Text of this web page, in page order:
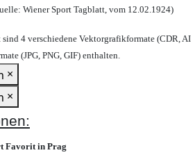
Wiener Sport Tagblatt, vom 12.02.1924)
4 verschiedene Vektorgrafikformate (CDR, AI
(JPG, PNG, GIF) enthalten.
×
×
Favorit in Prag